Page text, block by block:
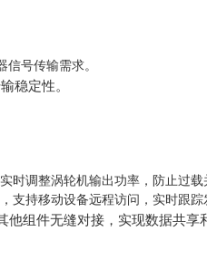
号传输需求。
稳定性。
时调整涡轮机输出功率，防止过载
支持移动设备远程访问，实时跟踪
组件无缝对接，实现数据共享